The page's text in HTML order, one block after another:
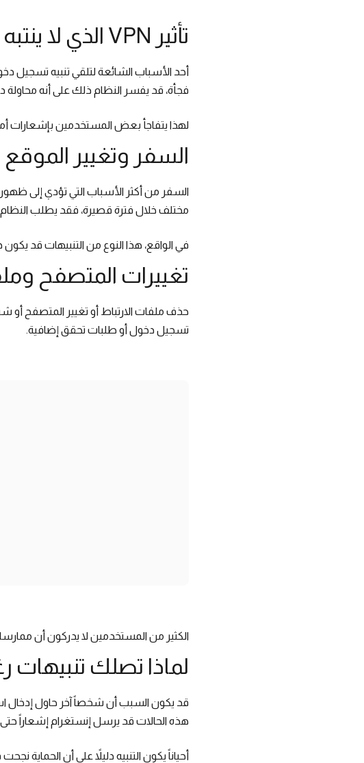
تأثير VPN الذي لا ينتبه له كثيرون
فجأة، قد يفسر النظام ذلك على أنه
لهذا يتفاجأ بعض المستخدمين بإشعارات
السفر وتغيير الموقع
السفر من أكثر الأسباب التي تؤدي إلى
مختلف خلال فترة قصيرة، فقد يطلب النظام
في الواقع، هذا النوع من التنبيهات قد
تغييرات المتصفح
حذف ملفات الارتباط أو تغيير المتصفح أو
تسجيل دخول أو طلبات تحقق إضافية.
الكثير من المستخدمين لا يدركون أن
لماذا تصلك تنبيهات
قد يكون السبب أن شخصاً آخر حاول إدخال
هذه الحالات قد يرسل إنستغرام إشعاراً
أحياناً يكون التنبيه دليلاً على أن الحماية